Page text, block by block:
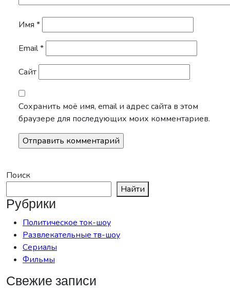
Имя *
Email*
Сайт
Сохранить моё имя, email и адрес сайта в этом
браузере для последующих моих комментариев.
Поиск
Найти
Рубрики
Политическое ток-шоу
Развлекательные тв-шоу
Сериалы
Фильмы
Свежие записи